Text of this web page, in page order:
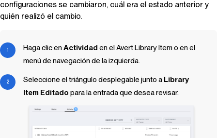
configuraciones se cambiaron, cuál era el estado anterior y
quién realizó el cambio.
Haga clic enActividad en elAvertLibrary Itemo en el
menú de navegación de la izquierda.
Seleccione el triángulo desplegable junto a Library
Item Editado para la entrada que desea revisar.